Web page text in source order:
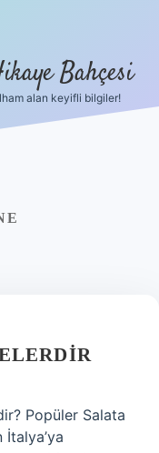
Bahçesi
alan keyifli bilgiler!
Popüler Salata
İtalya’ya